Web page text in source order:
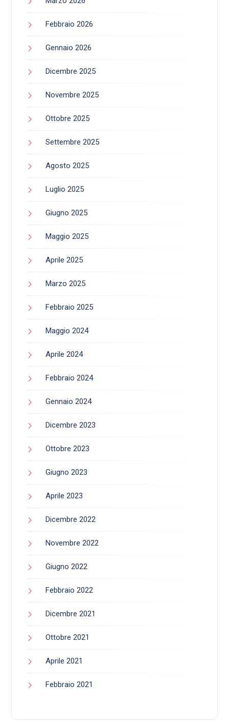
Febbraio 2026
Gennaio 2026
Dicembre 2025
Novembre 2025
Ottobre 2025
Settembre 2025
Agosto 2025
Luglio 2025
Giugno 2025
Maggio 2025
Aprile 2025
Marzo 2025
Febbraio 2025
Maggio 2024
Aprile 2024
Febbraio 2024
Gennaio 2024
Dicembre 2023
Ottobre 2023
Giugno 2023
Aprile 2023
Dicembre 2022
Novembre 2022
Giugno 2022
Febbraio 2022
Dicembre 2021
Ottobre 2021
Aprile 2021
Febbraio 2021